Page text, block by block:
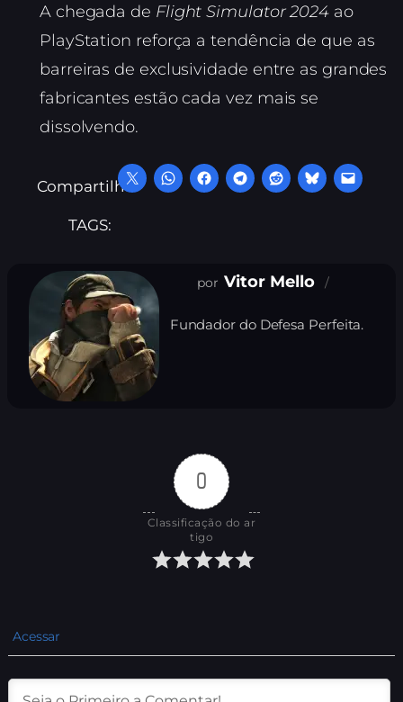
A chegada de Flight Simulator 2024 ao
PlayStation reforça a tendência de que as
barreiras de exclusividade entre as grandes
fabricantes estão cada vez mais se
dissolvendo.
Compartilhe:
TAGS:
Vitor Mello
Fundador do Defesa Perfeita.
0
Classificação do ar
tigo
Acessar